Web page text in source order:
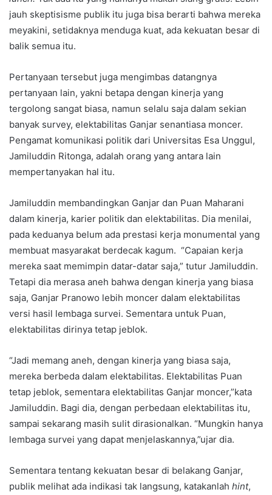
jauh skeptisisme publik itu juga bisa berarti bahwa mereka
meyakini, setidaknya menduga kuat, ada kekuatan besar di
balik semua itu.
Pertanyaan tersebut juga mengimbas datangnya
pertanyaan lain, yakni betapa dengan kinerja yang
tergolong sangat biasa, namun selalu saja dalam sekian
banyak survey, elektabilitas Ganjar senantiasa moncer.
Pengamat komunikasi politik dari Universitas Esa Unggul,
Jamiluddin Ritonga, adalah orang yang antara lain
mempertanyakan hal itu.
Jamiluddin membandingkan Ganjar dan Puan Maharani
dalam kinerja, karier politik dan elektabilitas. Dia menilai,
pada keduanya belum ada prestasi kerja monumental yang
membuat masyarakat berdecak kagum. “Capaian kerja
mereka saat memimpin datar-datar saja,” tutur Jamiluddin.
Tetapi dia merasa aneh bahwa dengan kinerja yang biasa
saja, Ganjar Pranowo lebih moncer dalam elektabilitas
versi hasil lembaga survei. Sementara untuk Puan,
elektabilitas dirinya tetap jeblok.
“Jadi memang aneh, dengan kinerja yang biasa saja,
mereka berbeda dalam elektabilitas. Elektabilitas Puan
tetap jeblok, sementara elektabilitas Ganjar moncer,”kata
Jamiluddin. Bagi dia, dengan perbedaan elektabilitas itu,
sampai sekarang masih sulit dirasionalkan. “Mungkin hanya
lembaga survei yang dapat menjelaskannya,”ujar dia.
Sementara tentang kekuatan besar di belakang Ganjar,
publik melihat ada indikasi tak langsung, katakanlah hint,